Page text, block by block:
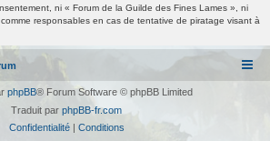
ni « Forum de la Guilde des Fines Lames », ni
responsables en cas de tentative de piratage visant à
phpBB® Forum Software © phpBB Limited
Traduit par phpBB-fr.com
Confidentialité| Conditions